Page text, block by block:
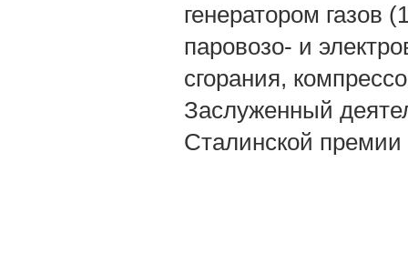
генератором газов
паровозо- и
сгорания,
Заслуженный
Сталинской премии